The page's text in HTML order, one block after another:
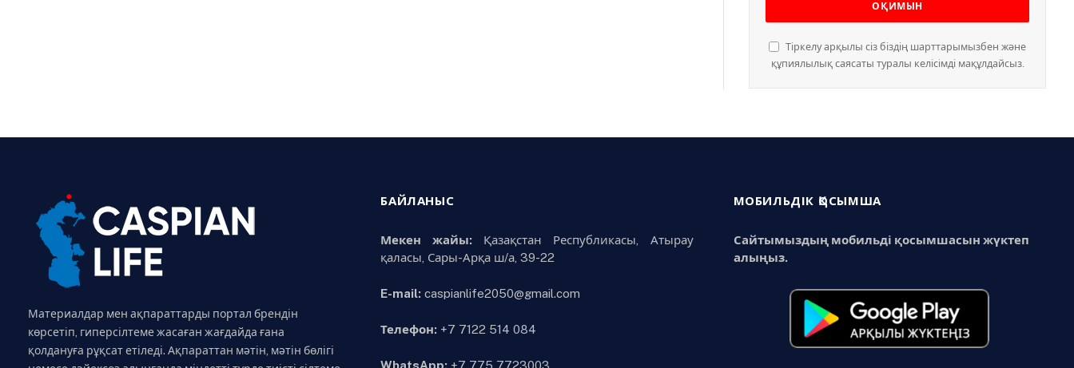
Тіркелу арқылы сіз біздің шарттарымызбен және
құпиялылық саясаты туралы келісімді мақұлдайсыз.
Материалдар мен ақпараттарды портал брендін
көрсетіп, гиперсілтеме жасаған жағдайда ғана
қолдануға рұқсат етіледі. Ақпараттан мәтін, мәтін бөлігі
БАЙЛАНЫС
Мекен жайы:Қазақстан Республикасы, Атырау
қаласы, Сары-Арқа ш/а, 39-22
E-mail: caspianlife2050@gmail.com
Телефон: +7 7122 514 084
МОБИЛЬДІК ҚОСЫМША
Сайтымыздың мобильді қосымшасын жүктеп
алыңыз.